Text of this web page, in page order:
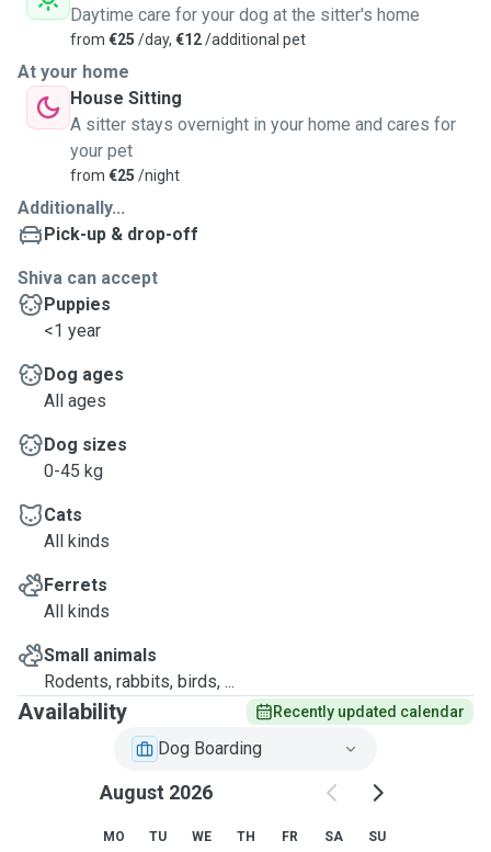
Daytime care for your dog at the sitter's home
from €25 /day, €12/additional pet
At your home
House Sitting
A sitter stays overnight in your home and cares for
your pet
from €25 /night
Additionally...
Pick-up & drop-off
Shiva can accept
Puppies
<1 year
Dog ages
All ages
Dog sizes
0-45 kg
Cats
All kinds
Ferrets
All kinds
Small animals
Rodents, rabbits, birds, ...
Availability Recently updated calendar
Dog Boarding
August 2026
MO TU WE TH FR SA SU